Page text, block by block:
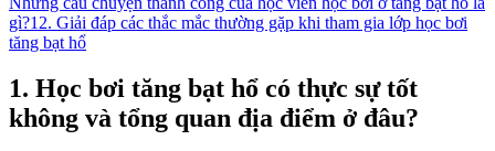
gì?12. Giải đáp các thắc mắc thường gặp khi tham gia lớp học bơi
tăng bạt hổ
1. Học bơi tăng bạt hổ có thực sự tốt
không và tổng quan địa điểm ở đâu?